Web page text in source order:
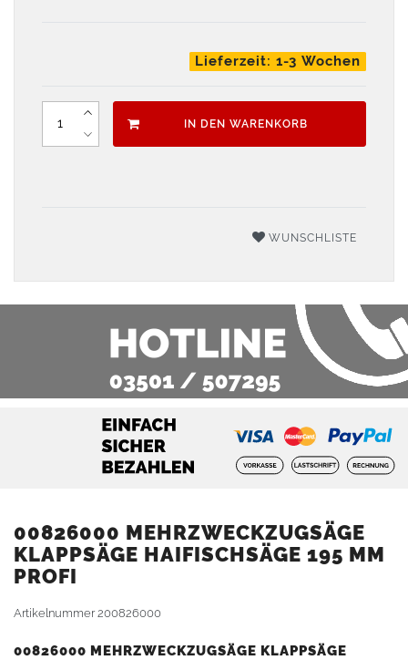
Lieferzeit: 1-3 Wochen
IN DEN WARENKORB
WUNSCHLISTE
00826000 MEHRZWECKZUGSÄGE
KLAPPSÄGE HAIFISCHSÄGE 195 MM
PROFI
Artikelnummer200826000
00826000 MEHRZWECKZUGSÄGE KLAPPSÄGE